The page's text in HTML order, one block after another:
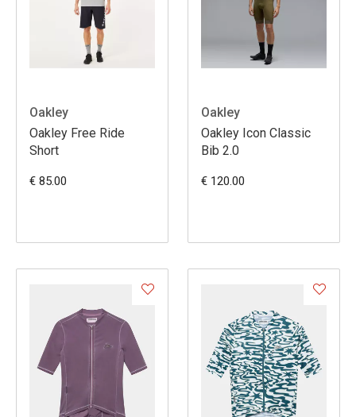
Oakley
Oakley Free Ride
Short
€ 85.00
Oakley
Oakley Icon Classic
Bib 2.0
€ 120.00